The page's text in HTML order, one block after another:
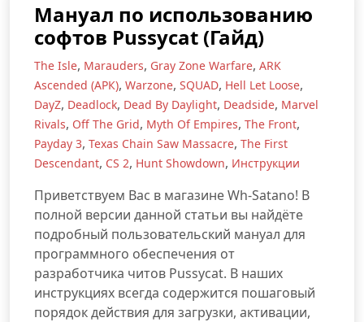
Мануал по использованию
софтов Pussycat (Гайд)
The Isle, Marauders, Gray Zone Warfare, ARK
Ascended (АРК), Warzone, SQUAD, Hell Let Loose,
DayZ, Deadlock, Dead By Daylight, Deadside, Marvel
Rivals, Off The Grid, Myth Of Empires, The Front,
Payday 3, Texas Chain Saw Massacre, The First
Descendant, CS 2, Hunt Showdown, Инструкции
Приветствуем Вас в магазине Wh-Satano! В
полной версии данной статьи вы найдёте
подробный пользовательский мануал для
программного обеспечения от
разработчика читов Pussycat. В наших
инструкциях всегда содержится пошаговый
порядок действия для загрузки, активации,